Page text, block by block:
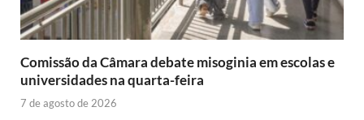
Comissão da Câmara debate misoginia em escolas e
universidades na quarta-feira
7 de agosto de 2026